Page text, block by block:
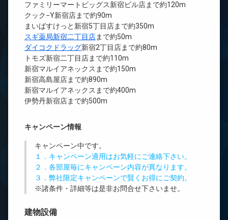
ファミリーマートビッグス新宿ビル店まで約120m
クック−Y新宿店まで約90m
まいばすけっと新宿5丁目店まで約350m
スギ薬局新宿二丁目店まで約50m
ダイコクドラッグ新宿2丁目店まで約80m
トモズ新宿二丁目店まで約110m
新宿マルイアネックスまで約150m
新宿高島屋店まで約890m
新宿マルイアネックスまで約400m
伊勢丹新宿店まで約500m
キャンペーン情報
キャンペーン中です。
１．キャンペーン適用はお気軽にご連絡下さい。
２．各部屋毎にキャンペーン内容が異なります。
３．弊社限定キャンペーンで賢くお得にご契約。
※諸条件・詳細等は是非お問合せ下さいませ。
建物設備